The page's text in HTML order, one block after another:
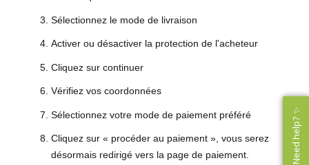
Sélectionnez le mode de livraison
Activer ou désactiver la protection de l'acheteur
Cliquez sur continuer
Vérifiez vos coordonnées
Sélectionnez votre mode de paiement préféré
Cliquez sur « procéder au paiement », vous serez
désormais redirigé vers la page de paiement.
Need help? ✨
Need help? ✨